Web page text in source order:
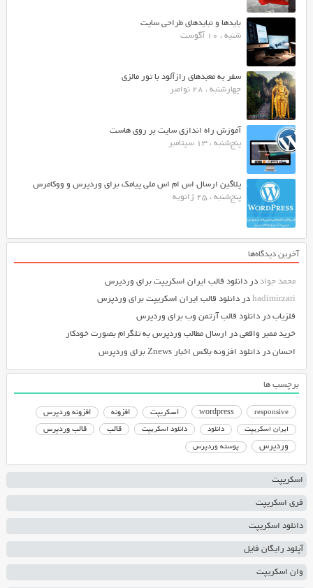
بایدها و نبایدهای طراحی سایت
شنبه ، 10 آگوست
سفر به معبدهای رازآلود با تور مالزی
چهارشنبه ، 28 نوامبر
آموزش راه اندازی سایت بر روی هاست
پنج‌شنبه ، 13 سپتامبر
پلاگین ارسال اس ام اس ملی پیامک برای وردپرس و ووکامرس
پنج‌شنبه ، 25 ژانویه
آخرین دیدگاه‌ها
محمد جواددر دانلود قالب ایران اسکریپت برای وردپرس
hadimirzariدر دانلود قالب ایران اسکریپت برای وردپرس
فلزیابدر دانلود قالب آرتمن وب برای وردپرس
خرید ممبر واقعیدر ارسال مطالب وردپرس به تلگرام بصورت خودکار
احساندر دانلود افزونه باکس اخبار Znews برای وردپرس
برچسب ها
responsive
wordpress اسکریپت افزونه افزونه وردپرس
ایران اسکریپت دانلود دانلود اسکریپت قالب قالب وردپرس
وردپرس پوسته وردپرس
اسکریپت
فری اسکریپت
دانلود اسکریپت
آپلود رایگان فایل
وان اسکریپت